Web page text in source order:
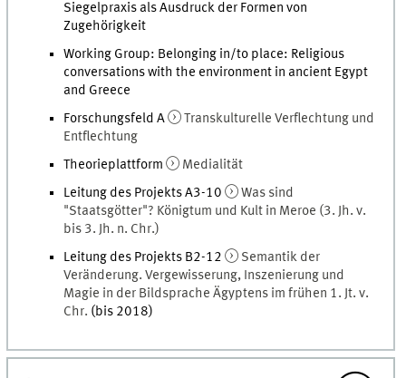
Siegelpraxis als Ausdruck der Formen von
Zugehörigkeit
Working Group: Belonging in/to place: Religious
conversations with the environment in ancient Egypt
and Greece
Forschungsfeld A
Transkulturelle Verflechtung und
Entflechtung
Theorieplattform
Medialität
Leitung des Projekts A3-10
Was sind
"Staatsgötter"? Königtum und Kult in Meroe (3. Jh. v.
bis 3. Jh. n. Chr.)
Leitung des Projekts B2-12
Semantik der
Veränderung. Vergewisserung, Inszenierung und
Magie in der Bildsprache Ägyptens im frühen 1. Jt. v.
Chr. (bis 2018)